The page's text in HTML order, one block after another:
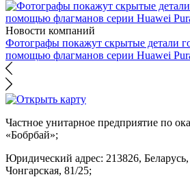
Новости компаний
Фотографы покажут скрытые детали
помощью флагманов серии Huawei
Частное унитарное предприятие по
«Бобрбай»;
Юридический адрес: 213826,
Чонгарская, 81/25;